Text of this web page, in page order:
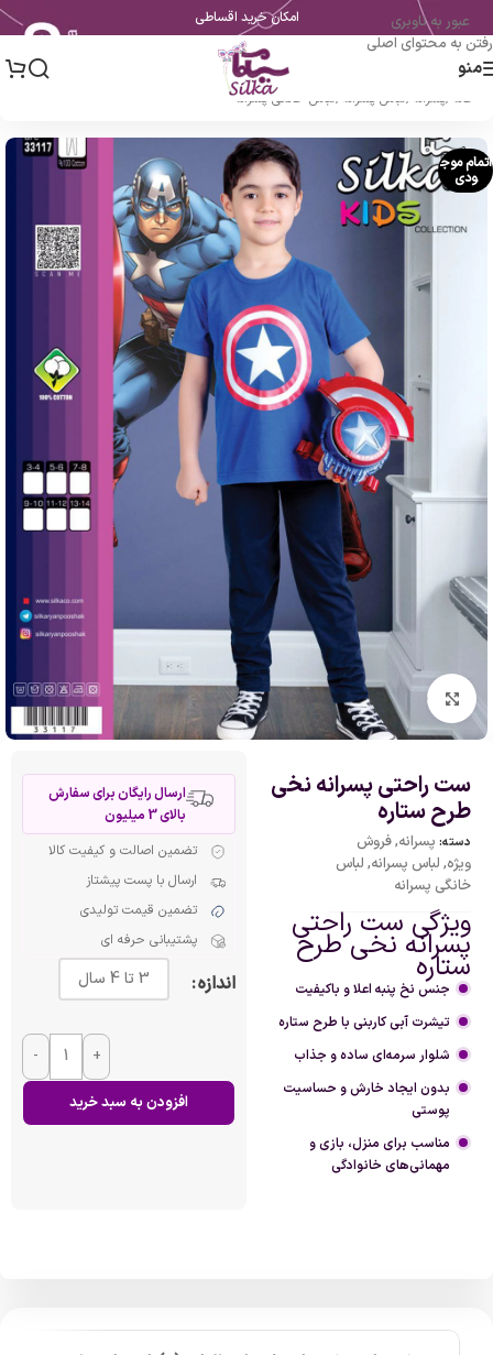
عبور به ناوبری
رفتن به محتوای اصلی
امکان خرید اقساطی
منو
خانه /پسرانه /لباس پسرانه /لباس خانگی پسرانه
اتمام موج
ودی
بزرگنمایی تصویر
ست راحتی پسرانه نخی
طرح ستاره
دسته: پسرانه,فروش
ویژه, لباس پسرانه, لباس
خانگی پسرانه
ویژگی ست راحتی
پسرانه نخی طرح
ستاره
جنس نخ پنبه اعلا و باکیفیت
تیشرت آبی کاربنی با طرح ستاره
شلوار سرمه‌ای ساده و جذاب
بدون ایجاد خارش و حساسیت
پوستی
مناسب برای منزل، بازی و
مهمانی‌های خانوادگی
ارسال رایگان برای سفارش
بالای 3 میلیون
تضمین اصالت و کیفیت کالا
ارسال با پست پیشتاز
تضمین قیمت تولیدی
پشتیبانی حرفه ای
اندازه 3 تا 4 سال
- +
افزودن به سبد خرید